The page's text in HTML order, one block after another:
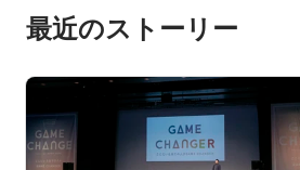
最近のストーリー